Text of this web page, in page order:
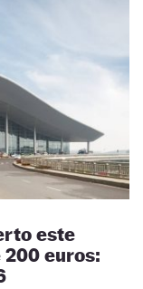
este
200 euros: